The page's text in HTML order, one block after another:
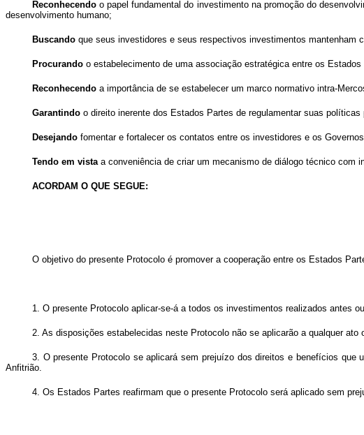
Reconhecendoo papel fundamental do investimento na promoção do
desenvolvimento humano;
Buscando que seus investidores e seus respectivos investimentos mantenham
Procurando o estabelecimento de uma associação estratégica entre os
Reconhecendoa importância de se estabelecer um marco normativo intra-
Garantindo o direito inerente dos Estados Partes de regulamentar suas políticas
Desejandofomentar e fortalecer os contatos entre os investidores e os
Tendo em vista a conveniência de criarum mecanismo de diálogo técnico com
ACORDAM O QUE SEGUE:
O objetivo do presente Protocolo é promover a cooperação entre os Estados
1. O presente Protocolo aplicar-se-á a todos os investimentos realizados antes
2. As disposições estabelecidas neste Protocolo não se aplicarão a qualquer
3. O presente Protocolo se aplicará sem prejuízo dos direitos e benefícios
Anfitrião.
4. Os Estados Partes reafirmam que o presente Protocolo será aplicado sem